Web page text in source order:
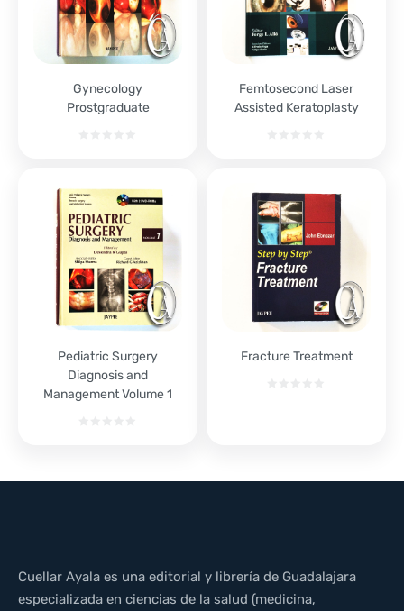
Gynecology
Prostgraduate
Femtosecond Laser
Assisted Keratoplasty
Pediatric Surgery
Diagnosis and
Management Volume 1
Fracture Treatment
Cuellar Ayala es una editorial y librería de Guadalajara
especializada en ciencias de la salud (medicina,